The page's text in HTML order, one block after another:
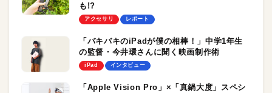
も!?
アクセサリ レポート
「バキバキのiPadが僕の相棒！」中学1年生
の監督・今井環さんに聞く映画制作術
iPad インタビュー
「Apple Vision Pro」×「真鍋大度」スペシ